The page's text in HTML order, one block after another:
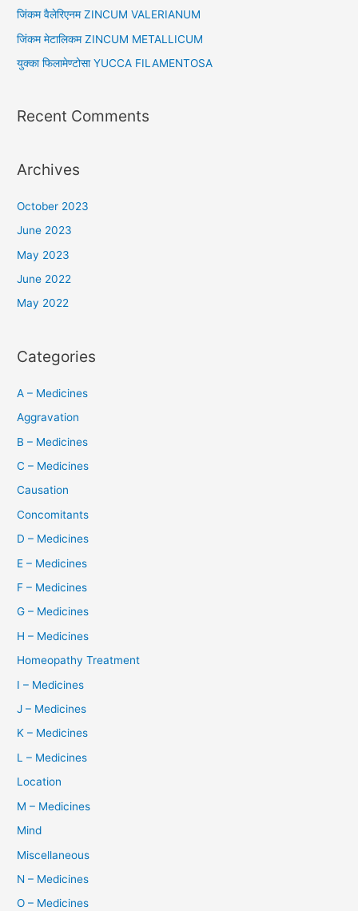
o
जिंकम वैलेरिएनम ZINCUM VALERIANUM
जिंकम मेटालिकम ZINCUM METALLICUM
युक्का फिलामेण्टोसा YUCCA FILAMENTOSA
Recent Comments
Archives
October 2023
June 2023
May 2023
June 2022
May 2022
Categories
A – Medicines
Aggravation
B – Medicines
C – Medicines
Causation
Concomitants
D – Medicines
E – Medicines
F – Medicines
G – Medicines
H – Medicines
Homeopathy Treatment
I – Medicines
J – Medicines
K – Medicines
L – Medicines
Location
M – Medicines
Mind
Miscellaneous
N – Medicines
O – Medicines